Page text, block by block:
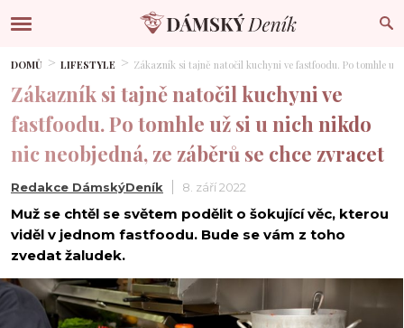
DOMŮ LIFESTYLE Zákazník si tajně natočil kuchyni ve fastfoodu. Po tomhle
Zákazník si tajně natočil kuchyni ve
fastfoodu. Po tomhle už si u nich nikdo
nic neobjedná, ze záběrů se chce zvracet
Redakce DámskýDeník 8. září 2022
Muž se chtěl se světem podělit o šokující věc, kterou
viděl v jednom fastfoodu. Bude se vám z toho
zvedat žaludek.